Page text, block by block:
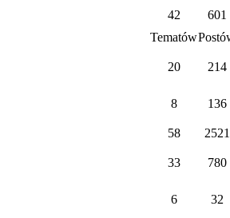
42 601
Tematów
20 214
8 136
58 2521
33 780
6 32